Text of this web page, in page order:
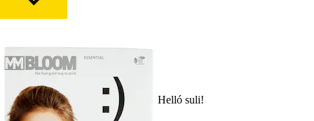
Helló suli!